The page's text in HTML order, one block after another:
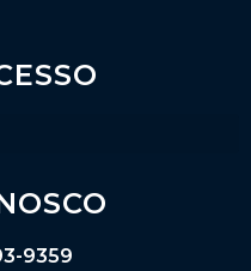
9359